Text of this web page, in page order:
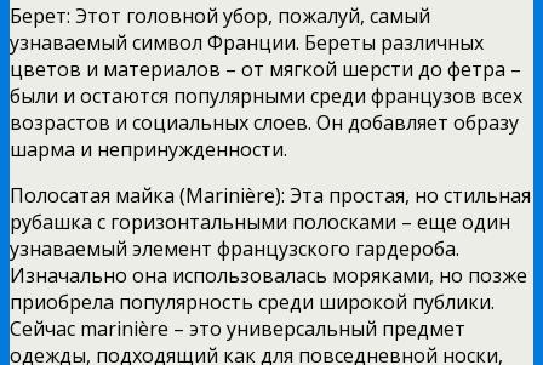
Берет: Этот головной убор, пожалуй, самый
узнаваемый символ Франции. Береты различных
цветов и материалов – от мягкой шерсти до фетра –
были и остаются популярными среди французов всех
возрастов и социальных слоев. Он добавляет образу
шарма и непринужденности.
Полосатая майка (Marinière): Эта простая, но стильная
рубашка с горизонтальными полосками – еще один
узнаваемый элемент французского гардероба.
Изначально она использовалась моряками, но позже
приобрела популярность среди широкой публики.
Сейчас marinière – это универсальный предмет
одежды, подходящий как для повседневной носки,